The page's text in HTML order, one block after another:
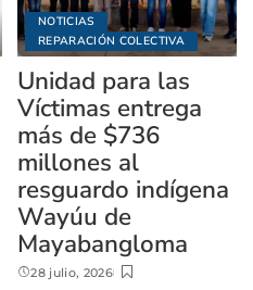
NOTICIAS
REPARACIÓN COLECTIVA
Unidad para las
Víctimas entrega
más de $736
millones al
resguardo indígena
Wayúu de
Mayabangloma
28 julio, 2026